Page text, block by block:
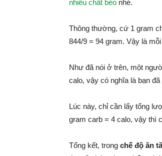
nhiều chất béo nhé.
Thông thường, cứ 1 gram
844/9 = 94 gram. Vậy là
Như đã nói ở trên, một
calo, vậy có nghĩa là bạn
Lúc này, chỉ cần lấy tổng
gram carb = 4 calo, vậy thì
Tổng kết, trong chế độ ăn